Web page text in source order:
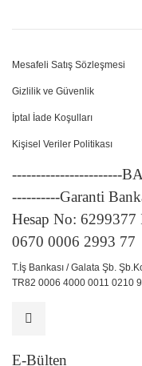
Mesafeli Satış Sözleşmesi
Gizlilik ve Güvenlik
İptal İade Koşulları
Kişisel Veriler Politikası
-----------------------
----------Garanti
Hesap No:
0670 0006 2993 77
T.İş Bankası / Galata Şb.
TR82 0006 4000 0011 0210
E-Bülten